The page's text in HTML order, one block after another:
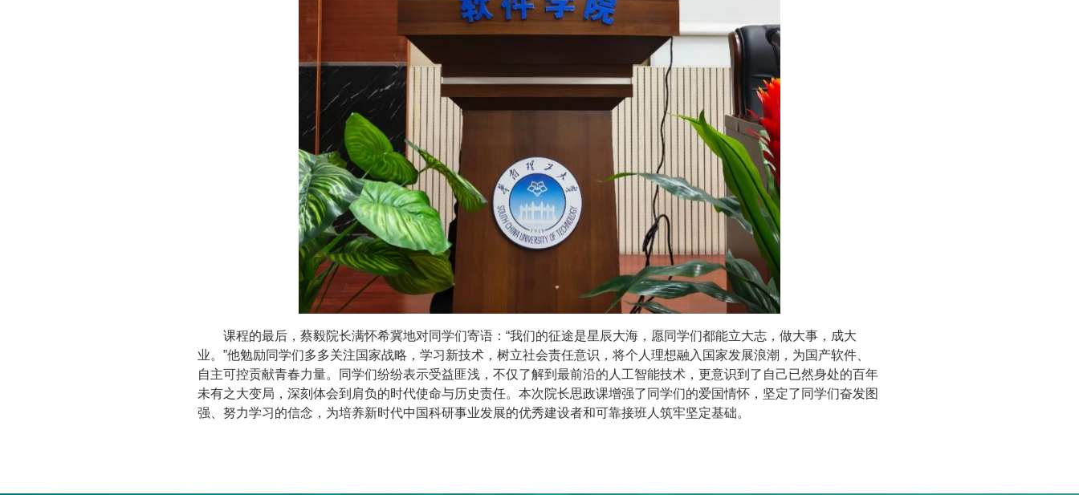
课程的最后，蔡毅院长满怀希冀地对同学们寄语：“我们的征途是星辰大海，愿同学们都能立大志，做大事，成大
业。”他勉励同学们多多关注国家战略，学习新技术，树立社会责任意识，将个人理想融入国家发展浪潮，为国产软件、
自主可控贡献青春力量。同学们纷纷表示受益匪浅，不仅了解到最前沿的人工智能技术，更意识到了自己已然身处的百年
未有之大变局，深刻体会到肩负的时代使命与历史责任。本次院长思政课增强了同学们的爱国情怀，坚定了同学们奋发图
强、努力学习的信念，为培养新时代中国科研事业发展的优秀建设者和可靠接班人筑牢坚定基础。